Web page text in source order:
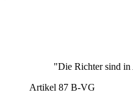
"Die Richter sind in
Artikel 87 B-VG